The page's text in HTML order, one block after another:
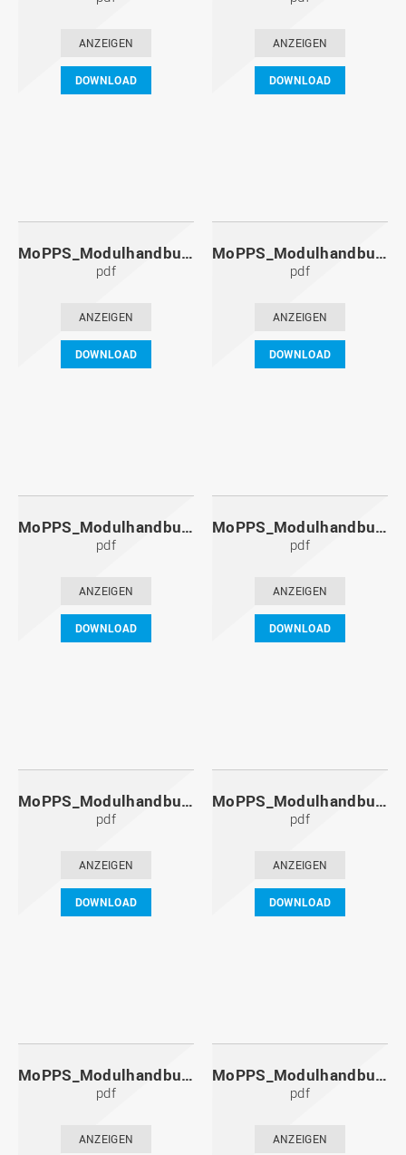
ANZEIGEN
DOWNLOAD
ANZEIGEN
DOWNLOAD
MoPPS_Modulhandbuch_20131201.pdf
pdf
ANZEIGEN
DOWNLOAD
MoPPS_Modulhandbuch_20130601.pdf
pdf
ANZEIGEN
DOWNLOAD
MoPPS_Modulhandbuch_20121201.pdf
pdf
ANZEIGEN
DOWNLOAD
MoPPS_Modulhandbuch_20120601.pdf
pdf
ANZEIGEN
DOWNLOAD
MoPPS_Modulhandbuch_20111201.pdf
pdf
ANZEIGEN
DOWNLOAD
MoPPS_Modulhandbuch_20110601.pdf
pdf
ANZEIGEN
DOWNLOAD
MoPPS_Modulhandbuch_20101201.pdf
pdf
ANZEIGEN
MoPPS_Modulhandbuch_20100601.pdf
pdf
ANZEIGEN